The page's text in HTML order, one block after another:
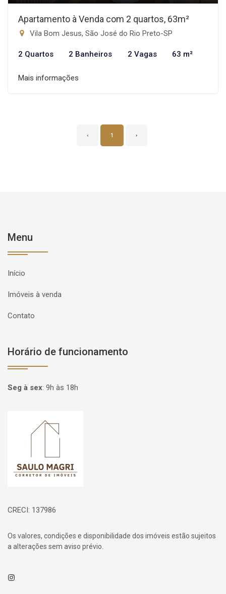
Apartamento à Venda com 2 quartos, 63m²
Vila Bom Jesus, São José do Rio Preto-SP
2 Quartos 2 Banheiros 2 Vagas 63 m²
Mais informações
‹ 1 ›
Menu
Início
Imóveis à venda
Contato
Horário de funcionamento
Seg à sex: 9h às 18h
Página inicial
CRECI: 137986
Os valores, condições e disponibilidade dos imóveis estão sujeitos
a alterações sem aviso prévio.
Instagram